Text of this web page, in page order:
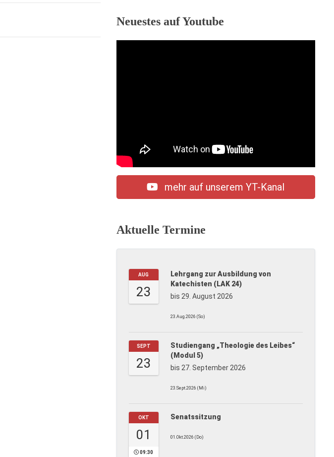
Neuestes auf Youtube
mehr auf unserem YT-Kanal
Aktuelle Termine
AUG
23
Lehrgang zur Ausbildung von
Katechisten (LAK 24)
bis 29. August 2026
23.Aug.2026 (So)
SEPT
23
Studiengang „Theologie des Leibes“
(Modul 5)
bis 27. September 2026
23.Sept.2026 (Mi)
OKT
01
09:30
Senatssitzung
01.Okt.2026 (Do)